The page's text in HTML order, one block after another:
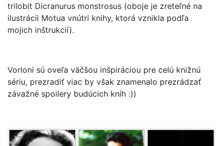
trilobit Dicranurus monstrosus (oboje je zreteľné na
ilustrácii Motua vnútri knihy, ktorá vznikla podľa
mojich inštrukcií).
Vorloni sú oveľa väčšou inšpiráciou pre celú knižnú
sériu, prezradiť viac by však znamenalo prezrádzať
závažné spoilery budúcich kníh :))